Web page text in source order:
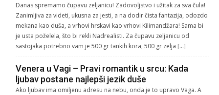
Danas spremamo čupavu zeljanicu! Zadovoljstvo i užitak za sva čula!
Zanimljiva za videti, ukusna za jesti, a na dodir čista fantazija, odozdo
mekana kao duša, a vrhovi hrskavi kao vrhovi Kilimandžara! Sama bi
je usta poželela, što bi rekli Nadrealisti. Za čupavu zeljanicu od
sastojaka potrebno vam je 500 gr tankih kora, 500 gr zelja […]
Venera u Vagi – Pravi romantik u srcu: Kada
ljubav postane najlepši jezik duše
Ako ljubav ima omiljenu adresu na nebu, onda je to upravo Vaga. A